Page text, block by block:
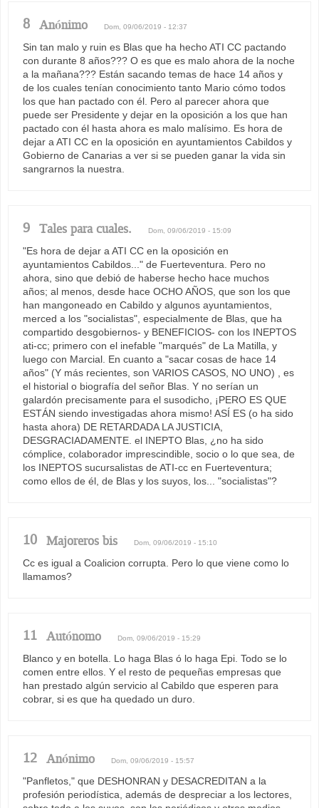
8 Anónimo Dom, 09/06/2019 - 12:37
Sin tan malo y ruin es Blas que ha hecho ATI CC pactando
con durante 8 años??? O es que es malo ahora de la noche
a la mañana??? Están sacando temas de hace 14 años y
de los cuales tenían conocimiento tanto Mario cómo todos
los que han pactado con él. Pero al parecer ahora que
puede ser Presidente y dejar en la oposición a los que han
pactado con él hasta ahora es malo malísimo. Es hora de
dejar a ATI CC en la oposición en ayuntamientos Cabildos y
Gobierno de Canarias a ver si se pueden ganar la vida sin
sangrarnos la nuestra.
9 Tales para cuales. Dom, 09/06/2019 - 15:09
"Es hora de dejar a ATI CC en la oposición en
ayuntamientos Cabildos..." de Fuerteventura. Pero no
ahora, sino que debió de haberse hecho hace muchos
años; al menos, desde hace OCHO AÑOS, que son los que
han mangoneado en Cabildo y algunos ayuntamientos,
merced a los "socialistas", especialmente de Blas, que ha
compartido desgobiernos- y BENEFICIOS- con los INEPTOS
ati-cc; primero con el inefable "marqués" de La Matilla, y
luego con Marcial. En cuanto a "sacar cosas de hace 14
años" (Y más recientes, son VARIOS CASOS, NO UNO) , es
el historial o biografía del señor Blas. Y no serían un
galardón precisamente para el susodicho, ¡PERO ES QUE
ESTÁN siendo investigadas ahora mismo! ASÍ ES (o ha sido
hasta ahora) DE RETARDADA LA JUSTICIA,
DESGRACIADAMENTE. el INEPTO Blas, ¿no ha sido
cómplice, colaborador imprescindible, socio o lo que sea, de
los INEPTOS sucursalistas de ATI-cc en Fuerteventura;
como ellos de él, de Blas y los suyos, los... "socialistas"?
10 Majoreros bis Dom, 09/06/2019 - 15:10
Cc es igual a Coalicion corrupta. Pero lo que viene como lo
llamamos?
11 Autónomo Dom, 09/06/2019 - 15:29
Blanco y en botella. Lo haga Blas ó lo haga Epi. Todo se lo
comen entre ellos. Y el resto de pequeñas empresas que
han prestado algún servicio al Cabildo que esperen para
cobrar, si es que ha quedado un duro.
12 Anónimo Dom, 09/06/2019 - 15:57
"Panfletos," que DESHONRAN y DESACREDITAN a la
profesión periodística, además de despreciar a los lectores,